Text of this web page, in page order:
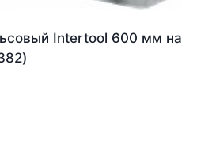
Intertool 600 мм на